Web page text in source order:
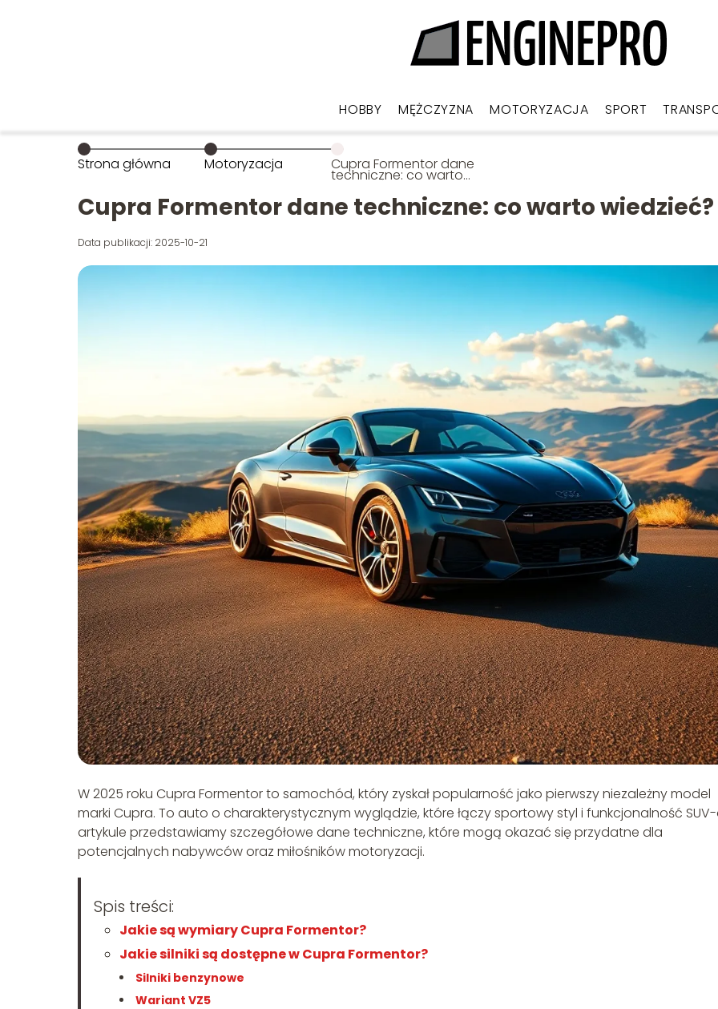
HOBBY MĘŻCZYZNA MOTORYZACJA SPORT
Strona główna Motoryzacja Cupra Formentor dane
techniczne: co warto
Cupra Formentor dane techniczne: co warto wiedzieć?
Data publikacji: 2025-10-21
W 2025 roku Cupra Formentor to samochód, który zyskał popularność jako pierwszy niezależny model
marki Cupra. To auto o charakterystycznym wyglądzie, które łączy sportowy styl i funkcjonalność SUV-
artykule przedstawiamy szczegółowe dane techniczne, które mogą okazać się przydatne dla
potencjalnych nabywców oraz miłośników motoryzacji.
Spis treści:
Jakie są wymiary Cupra Formentor?
Jakie silniki są dostępne w Cupra Formentor?
Silniki benzynowe
Wariant VZ5